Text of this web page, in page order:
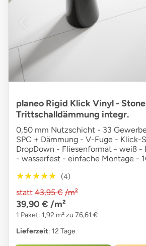
planeo Rigid Klick Vinyl - Stone
Trittschalldämmung integr.
0,50 mm Nutzschicht - 33
SPC + Dämmung - V-Fuge - Klick-
DropDown - Fliesenformat - weiß -
- wasserfest - einfache Montage -
★★★★★
★★★★★ (4)
statt 43,95 € /m²
39,90 € /m²
1 Paket: 1,92 m² zu 76,61 €
Lieferzeit: 12 Tage